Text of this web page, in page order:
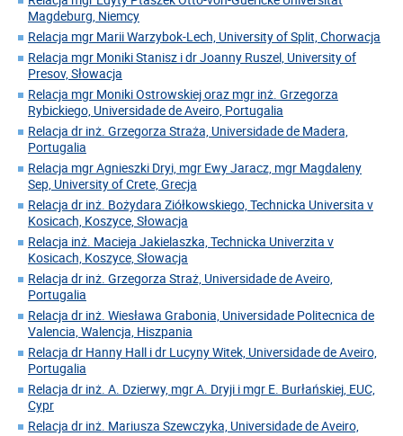
Magdeburg, Niemcy
Relacja mgr Marii Warzybok-Lech, University of Split, Chorwacja
Relacja mgr Moniki Stanisz i dr Joanny Ruszel, University of
Presov, Słowacja
Relacja mgr Moniki Ostrowskiej oraz mgr inż. Grzegorza
Rybickiego, Universidade de Aveiro, Portugalia
Relacja dr inż. Grzegorza Straża, Universidade de Madera,
Portugalia
Relacja mgr Agnieszki Dryi, mgr Ewy Jaracz, mgr Magdaleny
Sep, University of Crete, Grecja
Relacja dr inż. Bożydara Ziółkowskiego, Technicka Universita v
Kosicach, Koszyce, Słowacja
Relacja inż. Macieja Jakielaszka, Technicka Univerzita v
Kosicach, Koszyce, Słowacja
Relacja dr inż. Grzegorza Straż, Universidade de Aveiro,
Portugalia
Relacja dr inż. Wiesława Grabonia, Universidade Politecnica de
Valencia, Walencja, Hiszpania
Relacja dr Hanny Hall i dr Lucyny Witek, Universidade de Aveiro,
Portugalia
Relacja dr inż. A. Dzierwy, mgr A. Dryji i mgr E. Burłańskiej, EUC,
Cypr
Relacja dr inż. Mariusza Szewczyka, Universidade de Aveiro,